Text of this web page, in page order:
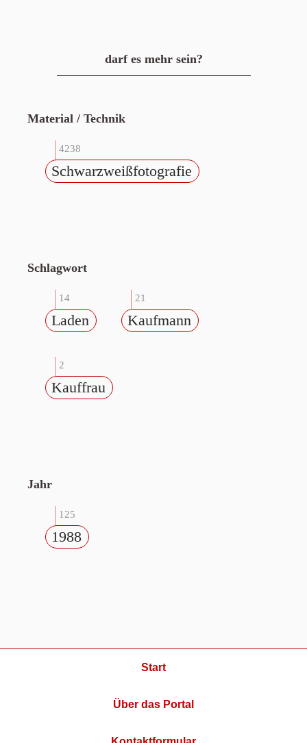
darf es mehr sein?
Material / Technik
4238
Schwarzweißfotografie
Schlagwort
14
Laden
21
Kaufmann
2
Kauffrau
Jahr
125
1988
Start
Über das Portal